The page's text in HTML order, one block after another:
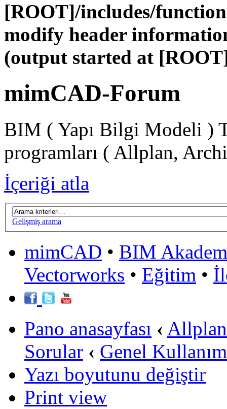
[ROOT]/includes/
modify header
(output started at
mimCAD-Forum
BIM ( Yapı Bilgi Modeli )
programları ( Allplan,
İçeriği atla
Gelişmiş arama
mimCAD • BIM
Vectorworks • Eğitim •
Pano anasayfası ‹
Sorular ‹ Genel Kullanım
Yazı boyutunu değiştir
Print view